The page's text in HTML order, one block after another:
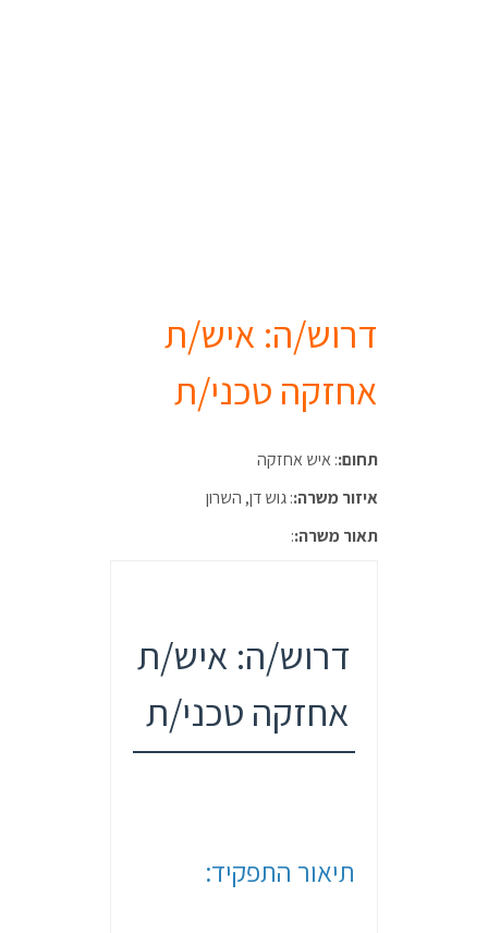
דרוש/ה: איש/ת
אחזקה טכני/ת
תחום:: איש אחזקה
איזור משרה:: גוש דן, השרון
תאור משרה::
דרוש/ה: איש/ת
אחזקה טכני/ת
תיאור התפקיד: